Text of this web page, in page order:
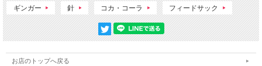
ギンガー 針 コカ・コーラ フィードサック
お店のトップへ戻る